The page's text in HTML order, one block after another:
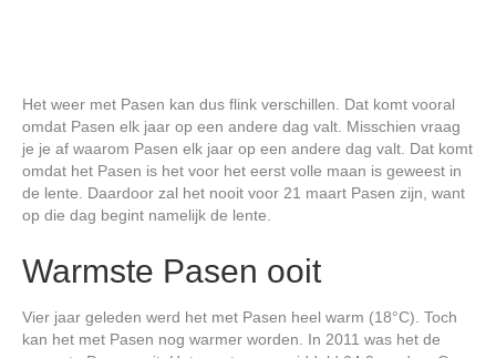
Het weer met Pasen kan dus flink verschillen. Dat komt vooral
omdat Pasen elk jaar op een andere dag valt. Misschien vraag
je je af waarom Pasen elk jaar op een andere dag valt. Dat komt
omdat het Pasen is het voor het eerst volle maan is geweest in
de lente. Daardoor zal het nooit voor 21 maart Pasen zijn, want
op die dag begint namelijk de lente.
Warmste Pasen ooit
Vier jaar geleden werd het met Pasen heel warm (18°C). Toch
kan het met Pasen nog warmer worden. In 2011 was het de